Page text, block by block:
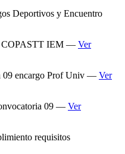
Deportivos y Encuentro
COPASTT IEM — Ver
09 encargo Prof Univ — Ver
09 — Ver
requisitos